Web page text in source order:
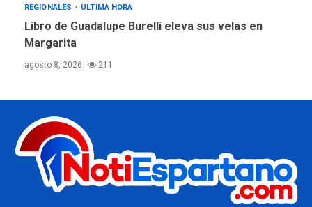
REGIONALES ÚLTIMA HORA
Libro de Guadalupe Burelli eleva sus velas en
Margarita
agosto 8, 2026 211